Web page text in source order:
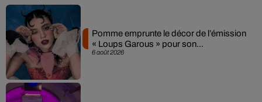
6 août 2026
Pomme emprunte le décor de l’émission
« Loups Garous » pour son...